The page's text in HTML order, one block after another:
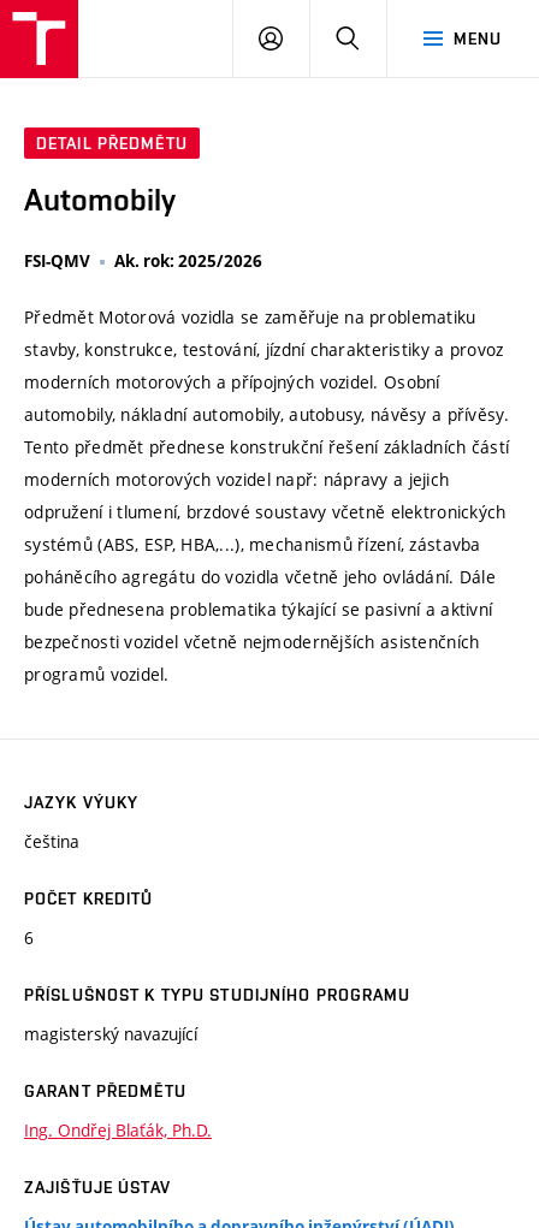
MENU
PŘIHLÁSIT
DETAIL PŘEDMĚTU
Automobily
FSI-QMV Ak. rok: 2025/2026
Předmět Motorová vozidla se zaměřuje na problematiku
stavby, konstrukce, testování, jízdní charakteristiky a provoz
moderních motorových a přípojných vozidel. Osobní
automobily, nákladní automobily, autobusy, návěsy a přívěsy.
Tento předmět přednese konstrukční řešení základních částí
moderních motorových vozidel např: nápravy a jejich
odpružení i tlumení, brzdové soustavy včetně elektronických
systémů (ABS, ESP, HBA,...), mechanismů řízení, zástavba
poháněcího agregátu do vozidla včetně jeho ovládání. Dále
bude přednesena problematika týkající se pasivní a aktivní
bezpečnosti vozidel včetně nejmodernějších asistenčních
programů vozidel.
JAZYK VÝUKY
čeština
POČET KREDITŮ
6
PŘÍSLUŠNOST K TYPU STUDIJNÍHO PROGRAMU
magisterský navazující
GARANT PŘEDMĚTU
Ing. Ondřej Blaťák, Ph.D.
ZAJIŠŤUJE ÚSTAV